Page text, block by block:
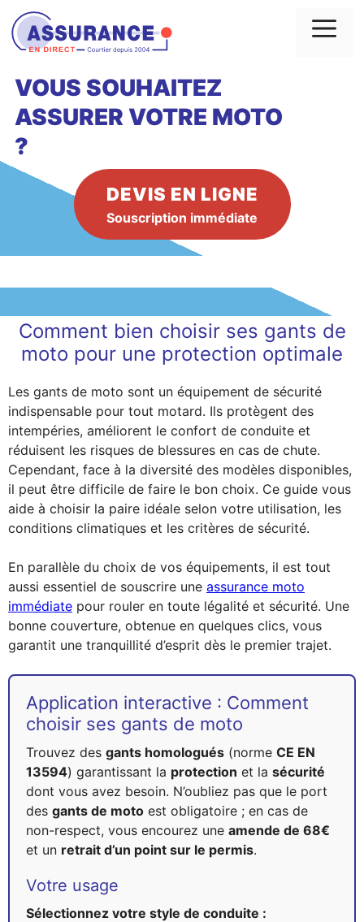
Aller
au
contenu
VOUS SOUHAITEZ
ASSURER VOTRE MOTO
?
DEVIS EN LIGNE
Souscription immédiate
Comment bien choisir ses gants de
moto pour une protection optimale
Les gants de moto sont un équipement de sécurité
indispensable pour tout motard. Ils protègent des
intempéries, améliorent le confort de conduite et
réduisent les risques de blessures en cas de chute.
Cependant, face à la diversité des modèles disponibles,
il peut être difficile de faire le bon choix. Ce guide vous
aide à choisir la paire idéale selon votre utilisation, les
conditions climatiques et les critères de sécurité.
En parallèle du choix de vos équipements, il est tout
aussi essentiel de souscrire une assurance moto
immédiate pour rouler en toute légalité et sécurité. Une
bonne couverture, obtenue en quelques clics, vous
garantit une tranquillité d’esprit dès le premier trajet.
Application interactive : Comment
choisir ses gants de moto
Trouvez des gants homologués (norme CE EN
13594) garantissant la protection et la sécurité
dont vous avez besoin. N’oubliez pas que le port
des gants de moto est obligatoire ; en cas de
non-respect, vous encourez une amende de 68€
et un retrait d’un point sur le permis.
Votre usage
Sélectionnez votre style de conduite :